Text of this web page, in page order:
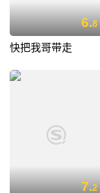
6.8
快把我哥带走
7.2